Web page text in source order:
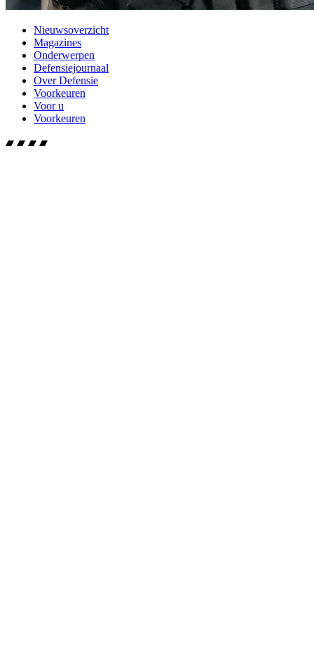
Nieuwsoverzicht
Magazines
Onderwerpen
Defensiejournaal
Over Defensie
Voorkeuren
Voor u
Voorkeuren